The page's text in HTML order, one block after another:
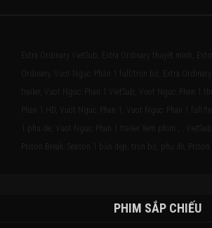
Extra Ordinary VietSub, Extra Ordinary thuyết minh,
Ordinary, Vượt Ngục: Phần 1 full/trọn bộ, Extra
trailer, Vuot Nguc: Phan 1 VietSub, Vuot Nguc: Phan 1
Phan 1 HD, Vuot Nguc: Phan 1, Vuot Nguc: Phan 1 full/
1 phu de, Vuot Nguc: Phan 1 trailer Xem phim , ,
Prison Break: Season 1 bản đẹp, trọn bộ, phụ đề, Prison
PHIM SẮP CHIẾU